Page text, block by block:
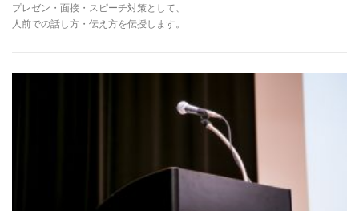
プレゼン・面接・スピーチ対策として、
人前での話し方・伝え方を伝授します。